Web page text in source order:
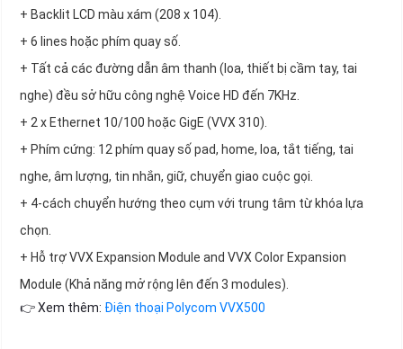
+ Backlit LCD màu xám (208 x 104).
+ 6 lines hoặc phím quay số.
+ Tất cả các đường dẫn âm thanh (loa, thiết bị cầm tay, tai
nghe) đều sở hữu công nghệ Voice HD đến 7KHz.
+ 2 x Ethernet 10/100 hoặc GigE (VVX 310).
+ Phím cứng: 12 phím quay số pad, home, loa, tắt tiếng, tai
nghe, âm lượng, tin nhắn, giữ, chuyển giao cuộc gọi.
+ 4-cách chuyển hướng theo cụm với trung tâm từ khóa lựa
chọn.
+ Hỗ trợ VVX Expansion Module and VVX Color Expansion
Module (Khả năng mở rộng lên đến 3 modules).
👉 Xem thêm: Điện thoại Polycom VVX500